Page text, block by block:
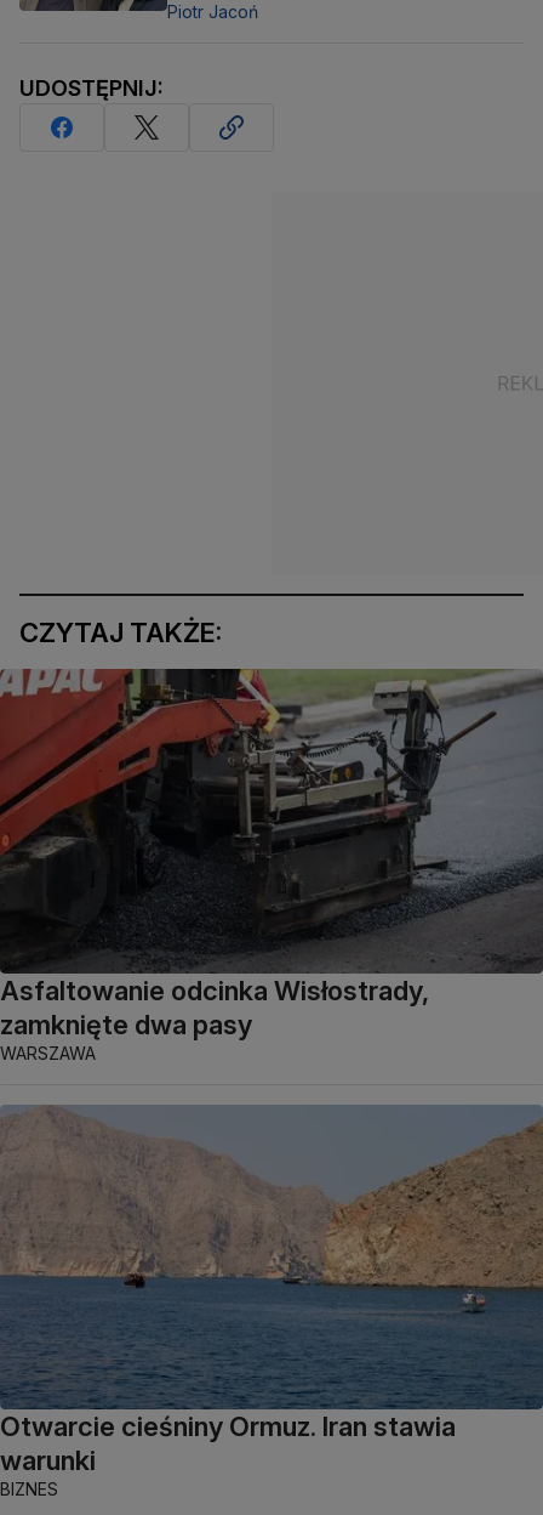
Piotr Jacoń
UDOSTĘPNIJ:
CZYTAJ TAKŻE:
Asfaltowanie odcinka Wisłostrady,
zamknięte dwa pasy
WARSZAWA
Otwarcie cieśniny Ormuz. Iran stawia
warunki
BIZNES